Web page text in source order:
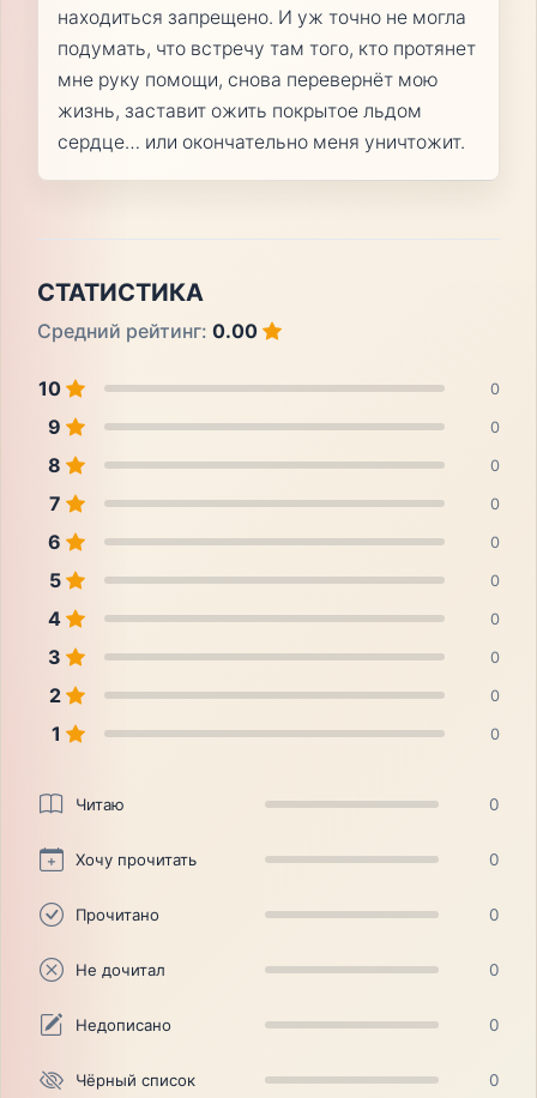
находиться запрещено. И уж точно не могла
подумать, что встречу там того, кто протянет
мне руку помощи, снова перевернёт мою
жизнь, заставит ожить покрытое льдом
сердце… или окончательно меня уничтожит.
СТАТИСТИКА
Средний рейтинг: 0.00
10 0
9 0
8 0
7 0
6 0
5 0
4 0
3 0
2 0
1 0
Читаю 0
Хочу прочитать 0
Прочитано 0
Не дочитал 0
Недописано 0
Чёрный список 0